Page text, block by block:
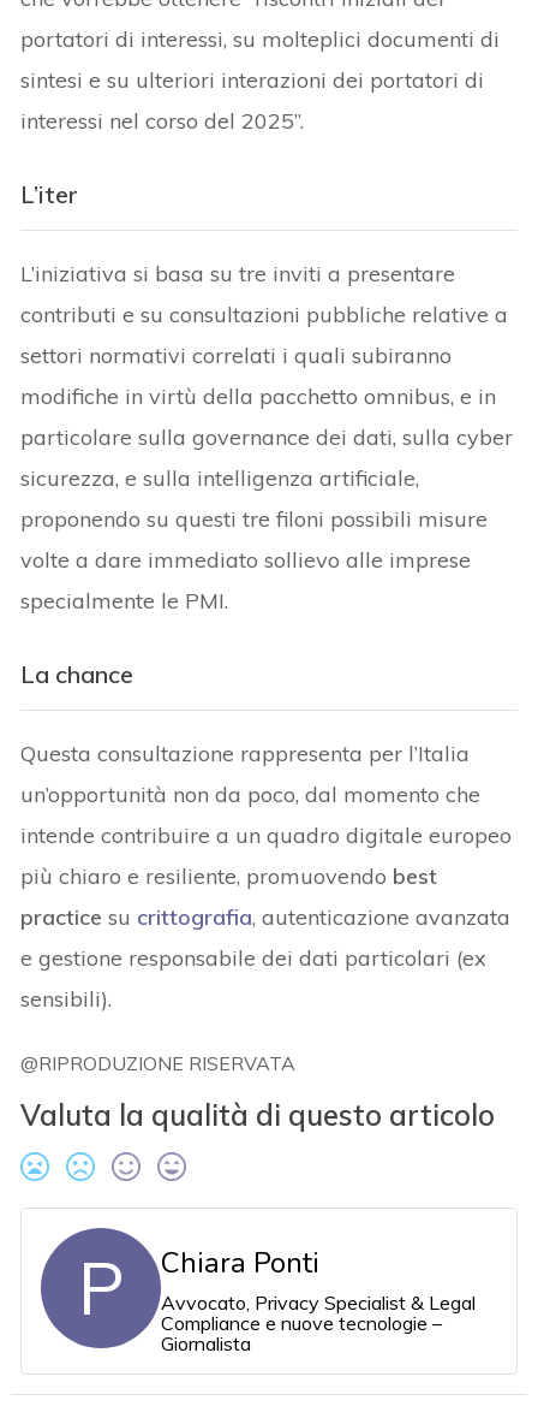
portatori di interessi, su molteplici documenti di
sintesi e su ulteriori interazioni dei portatori di
interessi nel corso del 2025”.
L’iter
L’iniziativa si basa su tre inviti a presentare
contributi e su consultazioni pubbliche relative a
settori normativi correlati i quali subiranno
modifiche in virtù della pacchetto omnibus, e in
particolare sulla governance dei dati, sulla cyber
sicurezza, e sulla intelligenza artificiale,
proponendo su questi tre filoni possibili misure
volte a dare immediato sollievo alle imprese
specialmente le PMI.
La chance
Questa consultazione rappresenta per l’Italia
un’opportunità non da poco, dal momento che
intende contribuire a un quadro digitale europeo
più chiaro e resiliente, promuovendo best
practice su crittografia, autenticazione avanzata
e gestione responsabile dei dati particolari (ex
sensibili).
@RIPRODUZIONE RISERVATA
Valuta la qualità di questo articolo
P Chiara Ponti
Avvocato, Privacy Specialist & Legal
Compliance e nuove tecnologie –
Giornalista